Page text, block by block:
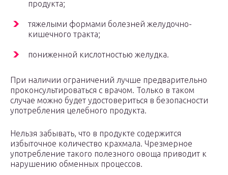
продукта;
тяжелыми формами болезней желудочно-
кишечного тракта;
пониженной кислотностью желудка.
При наличии ограничений лучше предварительно
проконсультироваться с врачом. Только в таком
случае можно будет удостовериться в безопасности
употребления целебного продукта.
Нельзя забывать, что в продукте содержится
избыточное количество крахмала. Чрезмерное
употребление такого полезного овоща приводит к
нарушению обменных процессов.